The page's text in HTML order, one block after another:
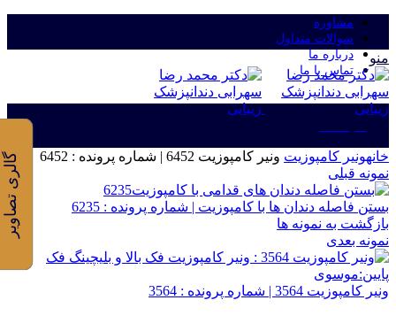
مشاوره
سوالات متداول
درباره ما
تماس با ما
منو
خانهونیر کامپوزیت ونیر کامپوزیت 6452 | شماره پرونده : 6452
نمونه قبلی
بستن فاصله دندان ها با کامپوزیت | شماره پرونده : 6235
بازگشت به نمونه ها
نمونه بعدی
ونیر کامپوزیت 3564 | شماره پرونده : 3564
گالری تصاویر